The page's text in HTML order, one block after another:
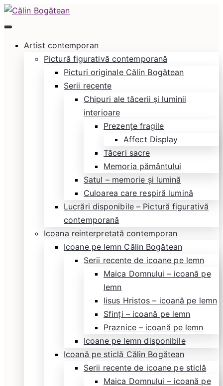
Skip
to
și sticlă, portrete și restaurare artă – Călin
Artist contemporan
Pictură figurativă contemporană
Picturi originale Călin Bogătean
Serii recente
Chipuri ale tăcerii și luminii
interioare
Prezențe fragile
Affect Display
Tăceri sacre
Memoria pământului
Satul – memorie și lumină
Culoarea care respiră lumină
Lucrări disponibile – Pictură figurativă
contemporană
Icoana reinterpretată contemporan
Icoane pe lemn Călin Bogătean
Serii recente de icoane pe lemn
Maica Domnului – icoană pe
lemn
Iisus Hristos – icoană pe lemn
Sfinți – icoană pe lemn
Praznice – icoană pe lemn
Icoane pe lemn disponibile
Icoană pe sticlă Călin Bogătean
Serii recente de icoane pe sticlă
Maica Domnului – icoană pe